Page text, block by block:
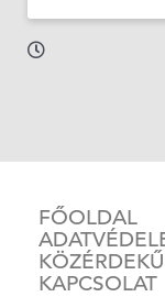
FŐOLDAL
KAPCSOLAT